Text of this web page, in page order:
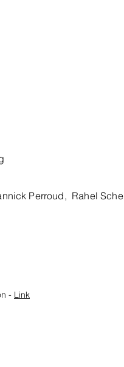
Perroud, Rahel
- Link